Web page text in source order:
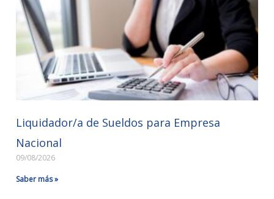
Liquidador/a de Sueldos para Empresa
Nacional
09/08/2026
Saber más »